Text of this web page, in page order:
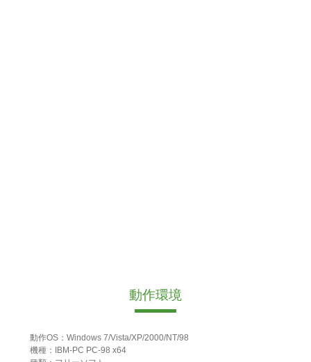
動作環境
動作OS：Windows 7/Vista/XP/2000/NT/98
機種：IBM-PC PC-98 x64